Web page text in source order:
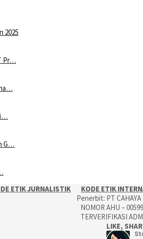
Pr…
G…
ETIK JURNALISTIK KODE ETIK
Penerbit: PT
NOMOR AHU –
TERVERIFIKASI
LIKE,